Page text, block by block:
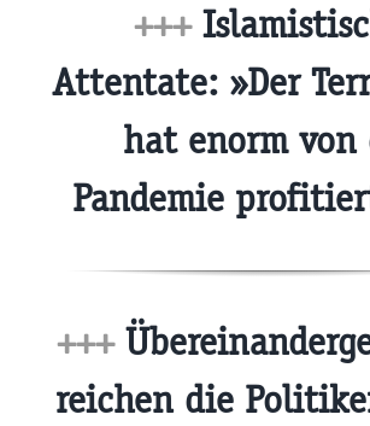
+++
Attentate: »Der
hat enorm von
Pandemie
+++
reichen die